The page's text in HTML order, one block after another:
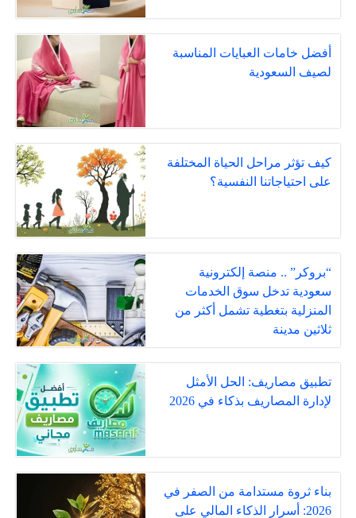
أفضل خامات العبايات المناسبة
لصيف السعودية
كيف تؤثر مراحل الحياة المختلفة
على احتياجاتنا النفسية؟
“بروكر” .. منصة إلكترونية
سعودية تدخل سوق الخدمات
المنزلية بتغطية تشمل أكثر من
ثلاثين مدينة
تطبيق مصاريف: الحل الأمثل
لإدارة المصاريف بذكاء في 2026
بناء ثروة مستدامة من الصفر في
2026: أسرار الذكاء المالي على